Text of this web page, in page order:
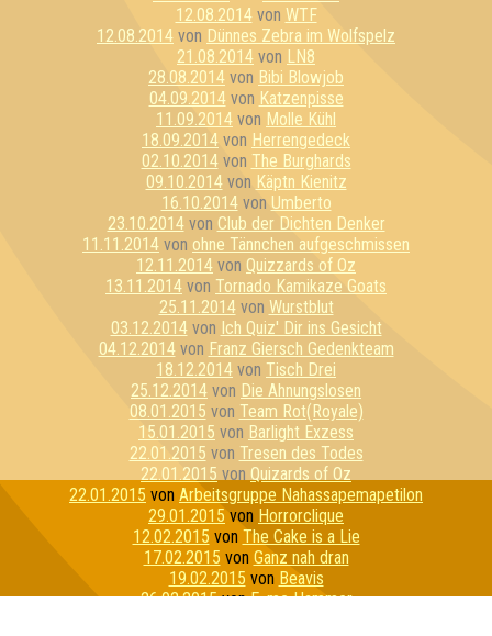
12.08.2014von WTF
12.08.2014 von Dünnes Zebra im Wolfspelz
21.08.2014 von LN8
28.08.2014 von Bibi Blowjob
04.09.2014von Katzenpisse
11.09.2014 von Molle Kühl
18.09.2014 von Herrengedeck
02.10.2014von The Burghards
09.10.2014von Käptn Kienitz
16.10.2014von Umberto
23.10.2014von Club der Dichten Denker
11.11.2014 von ohne Tännchen aufgeschmissen
12.11.2014 von Quizzards of Oz
13.11.2014 von Tornado Kamikaze Goats
25.11.2014von Wurstblut
03.12.2014von Ich Quiz' Dir ins Gesicht
04.12.2014von Franz Giersch Gedenkteam
18.12.2014 von Tisch Drei
25.12.2014 von Die Ahnungslosen
08.01.2015 von Team Rot(Royale)
15.01.2015 von Barlight Exzess
22.01.2015 von Tresen des Todes
22.01.2015 von Quizards of Oz
22.01.2015 von Arbeitsgruppe Nahassapemapetilon
29.01.2015 von Horrorclique
12.02.2015 von The Cake is a Lie
17.02.2015 von Ganz nah dran
19.02.2015 von Beavis
26.02.2015vonE=mc Hammer